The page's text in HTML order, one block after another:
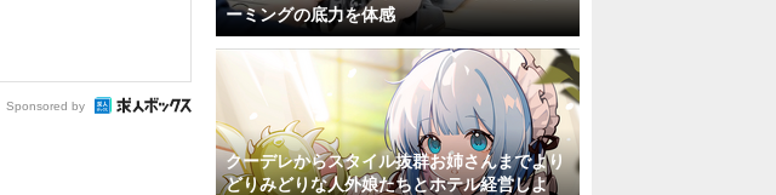
Sponsored by
ーミングの底力を体感
クーデレからスタイル抜群お姉さんまでより
どりみどりな人外娘たちとホテル経営しよ